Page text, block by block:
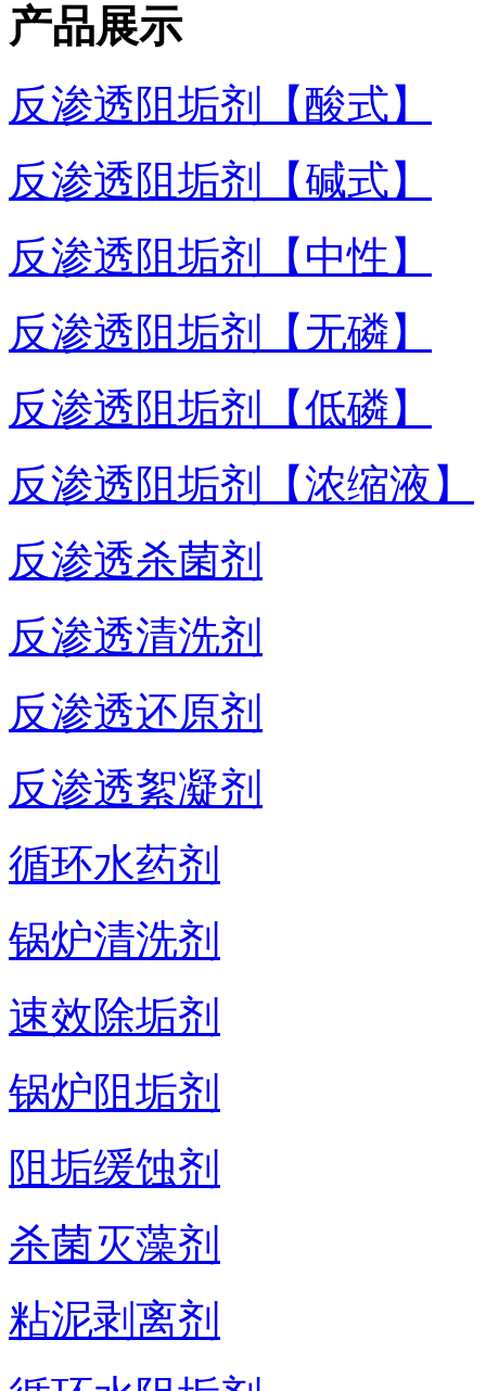
产品展示
反渗透阻垢剂【酸式】
反渗透阻垢剂【碱式】
反渗透阻垢剂【中性】
反渗透阻垢剂【无磷】
反渗透阻垢剂【低磷】
反渗透阻垢剂【浓缩液】
反渗透杀菌剂
反渗透清洗剂
反渗透还原剂
反渗透絮凝剂
循环水药剂
锅炉清洗剂
速效除垢剂
锅炉阻垢剂
阻垢缓蚀剂
杀菌灭藻剂
粘泥剥离剂